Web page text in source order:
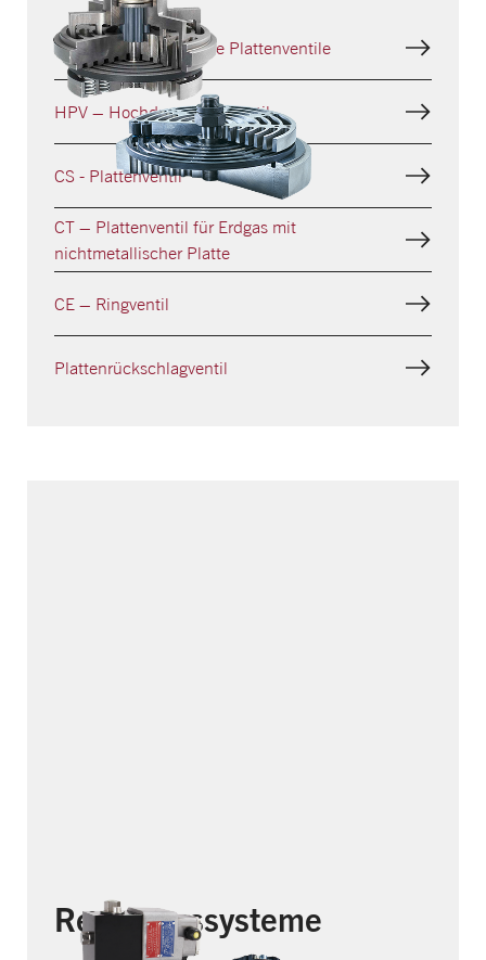
XP, CP, CPs - Profilierte Plattenventile
HPV – Hochdruck-Ringventil
CS - Plattenventil
CT – Plattenventil für Erdgas mit
nichtmetallischer Platte
CE – Ringventil
Plattenrück­schlagventil
Regelungssysteme